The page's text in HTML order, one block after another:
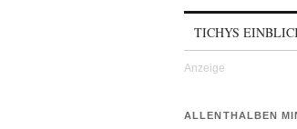
TICHYS
ALLENTHALBEN